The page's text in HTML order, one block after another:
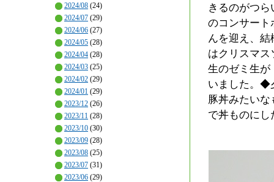
2024/08 (24)
2024/07 (29)
2024/06 (27)
2024/05 (28)
2024/04 (28)
2024/03 (25)
2024/02 (29)
2024/01 (29)
2023/12 (26)
2023/11 (28)
2023/10 (30)
2023/09 (28)
2023/08 (25)
2023/07 (31)
2023/06 (29)
きるのがつ
のコンサート
んを迎え、
はクリスマ
生のゼミ生が
いました。◆
豚丼みたい
で丼ものに